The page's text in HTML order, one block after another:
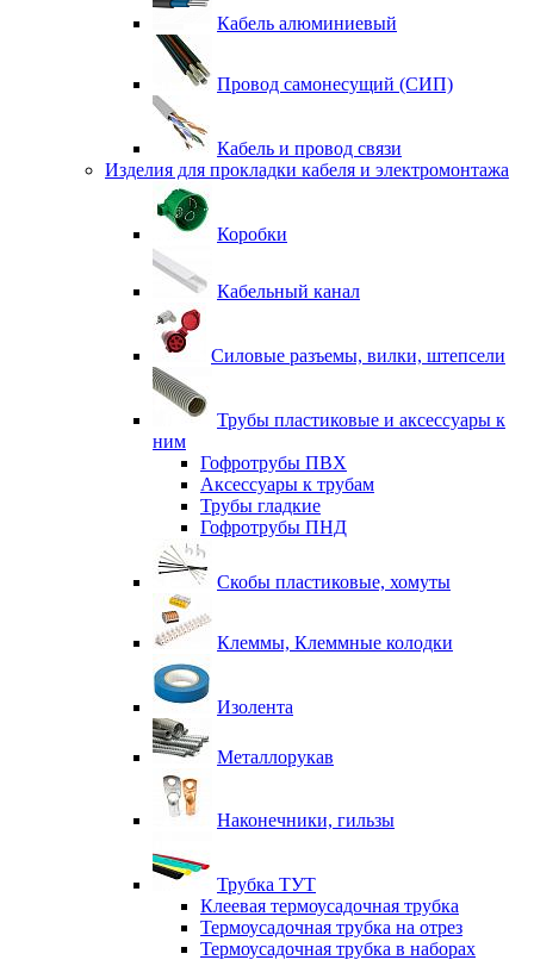
Кабель алюминиевый
Провод самонесущий (СИП)
Кабель и провод связи
Изделия для прокладки кабеля и электромонтажа
Коробки
Кабельный канал
Силовые разъемы, вилки, штепсели
Трубы пластиковые и аксессуары к
ним
Гофротрубы ПВХ
Аксессуары к трубам
Трубы гладкие
Гофротрубы ПНД
Скобы пластиковые, хомуты
Клеммы, Клеммные колодки
Изолента
Металлорукав
Наконечники, гильзы
Трубка ТУТ
Клеевая термоусадочная трубка
Термоусадочная трубка на отрез
Термоусадочная трубка в наборах